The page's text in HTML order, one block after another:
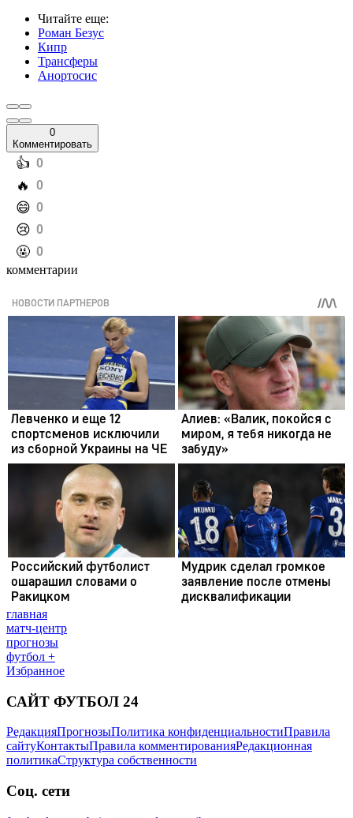
Читайте еще:
Роман Безус
Кипр
Трансферы
Анортосис
0
Комментировать
️👍 0
️🔥 0
️😄 0
️😢 0
️🤬 0
комментарии
главная
матч-центр
прогнозы
футбол +
Избранное
САЙТ ФУТБОЛ 24
РедакцияПрогнозыПолитика конфиденциальностиПравила
сайтуКонтактыПравила комментированияРедакционная
политикаСтруктура собственности
Соц. сети